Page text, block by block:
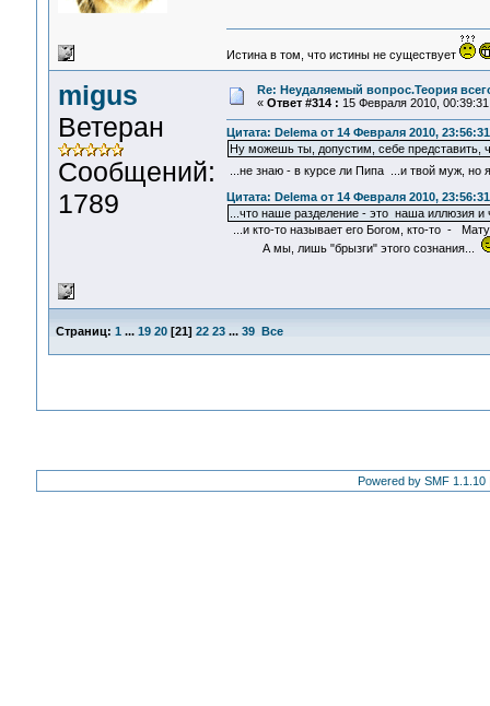
Истина в том, что истины не существует
migus
Ветеран
Сообщений:
1789
Re: Неудаляемый вопрос.Теория
« Ответ #314 : 15 Февраля 2010,
Цитата: Delema от 14 Февраля 2010, 23:56:31
Ну можешь ты, допустим, себе представить,
...не знаю - в курсе ли Пипа ...и твой муж, но
Цитата: Delema от 14 Февраля 2010, 23:56:31
...что наше разделение - это наша иллюзия и
...и кто-то называет его Богом, кто-то -
А мы, лишь "брызги" этого сознания...
Страниц: 1 ... 19 20[21] 22 23 ... 39 Все
Powered by SMF 1.1.10